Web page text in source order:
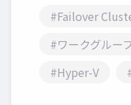
#Failover
#ワークグルー
#Hyper-V